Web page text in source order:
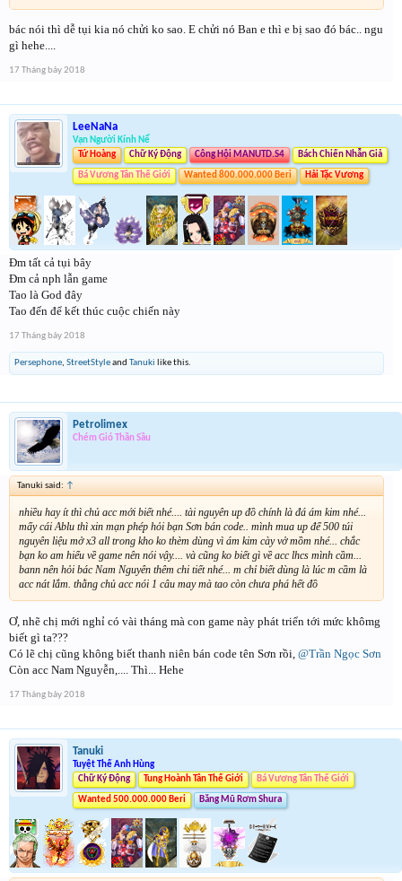
bác nói thì dễ tụi kia nó chửi ko sao. E chửi nó Ban e thì e bị sao đó bác.. ngu
gì hehe....
17 Tháng bảy 2018
LeeNaNa
Vạn Người Kính Nể
Tứ Hoàng
Chữ Ký Động Công Hội MANUTD.S4 Bách Chiến Nhẫn Giả
Bá Vương Tân Thế Giới Wanted 800.000.000 Beri Hải Tặc Vương
Đm tất cả tụi bây
Đm cả nph lẫn game
Tao là God đây
Tao đến để kết thúc cuộc chiến này
17 Tháng bảy 2018
Persephone, StreetStyleand Tanuki like this.
Petrolimex
Chém Gió Thần Sầu
Tanuki said: ↑
nhiều hay ít thì chủ acc mới biết nhé.... tài nguyên up đồ chính là đá ám kim nhé...
mấy cái Ablu thì xin mạn phép hỏi bạn Sơn bán code.. mình mua up để 500 túi
nguyên liệu mở x3 all trong kho ko thèm dùng vì ám kim cày vở mồm nhé... chắc
bạn ko am hiểu về game nên nói vậy.... và cũng ko biết gì về acc lhcs mình cầm...
bann nên hỏi bác Nam Nguyên thêm chi tiết nhé... m chỉ biết dùng là lúc m cầm là
acc nát lắm. thằng chủ acc nói 1 câu may mà tao còn chưa phá hết đồ
Ơ, nhẽ chị mới nghỉ có vài tháng mà con game này phát triển tới mức khômg
biết gì ta???
Có lẽ chị cũng không biết thanh niên bán code tên Sơn rồi, @Trần Ngọc Sơn
Còn acc Nam Nguyễn,.... Thì... Hehe
17 Tháng bảy 2018
Tanuki
Tuyệt Thế Anh Hùng
Chữ Ký Động
Tung Hoành Tân Thế Giới Bá Vương Tân Thế Giới
Wanted 500.000.000 Beri Băng Mũ Rơm Shura